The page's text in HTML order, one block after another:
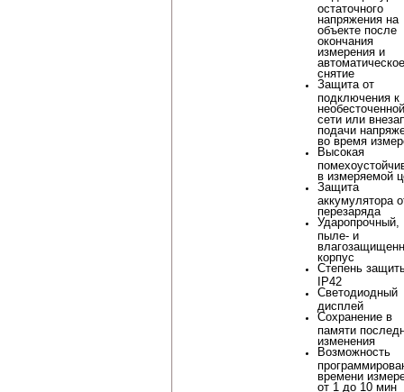
остаточного
напряжения на
объекте после
окончания
измерения и
снятие
Защита от
подключения к
необесточенной
сети или
подачи
во время
Высокая
в измеряемой
Защита
аккумулятора
перезаряда
Ударопрочный,
пыле- и
корпус
Степень
IP42
Светодиодный
дисплей
Сохранение в
памяти
изменения
Возможность
времени
от 1 до 10 мин